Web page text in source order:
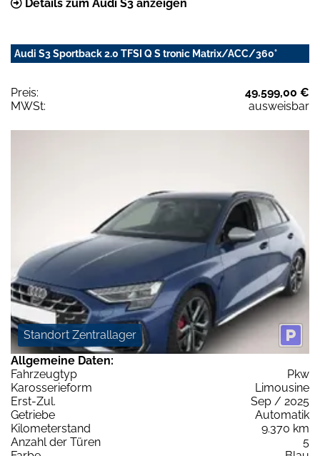
Details zum Audi S3 anzeigen
Audi S3 Sportback 2.0 TFSI Q S tronic Matrix/ACC/360°
Preis:
49.599,00 €
MWSt:
ausweisbar
Standort Zentrallager
Allgemeine Daten:
Fahrzeugtyp
Pkw
Karosserieform
Limousine
Erst-Zul.
Sep / 2025
Getriebe
Automatik
Kilometerstand
9.370 km
Anzahl der Türen
5